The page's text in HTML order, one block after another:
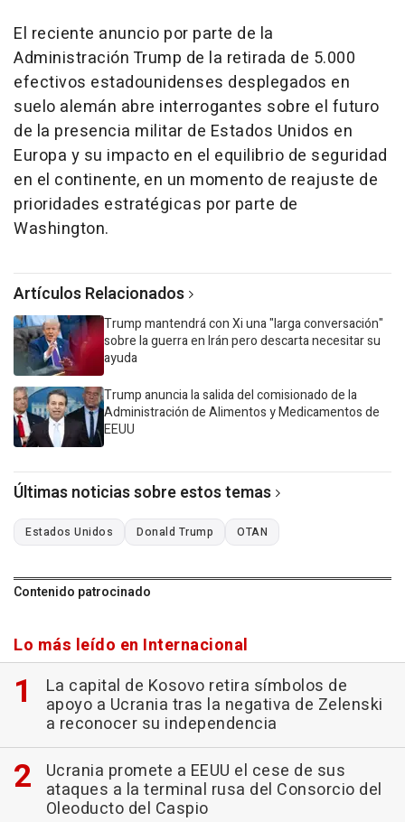
El reciente anuncio por parte de la
Administración Trump de la retirada de 5.000
efectivos estadounidenses desplegados en
suelo alemán abre interrogantes sobre el futuro
de la presencia militar de Estados Unidos en
Europa y su impacto en el equilibrio de seguridad
en el continente, en un momento de reajuste de
prioridades estratégicas por parte de
Washington.
Artículos Relacionados
Trump mantendrá con Xi una "larga conversación"
sobre la guerra en Irán pero descarta necesitar su
ayuda
Trump anuncia la salida del comisionado de la
Administración de Alimentos y Medicamentos de
EEUU
Últimas noticias sobre estos temas
Estados Unidos Donald Trump OTAN
Contenido patrocinado
Lo más leído en Internacional
La capital de Kosovo retira símbolos de
apoyo a Ucrania tras la negativa de Zelenski
a reconocer su independencia
Ucrania promete a EEUU el cese de sus
ataques a la terminal rusa del Consorcio del
Oleoducto del Caspio